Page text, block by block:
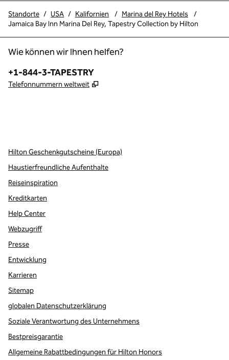
Standorte / USA / Kalifornien / Marina del Rey Hotels
/
Jamaica Bay Inn Marina Del Rey, Tapestry Collection by Hilton
Wie können wir Ihnen helfen?
Telefon:
+1-844-3-TAPESTRY
Telefonnummern weltweit ,
Hilton Geschenkgutscheine (Europa)
Haustierfreundliche Aufenthalte
Reiseinspiration
Kreditkarten
Help Center
Webzugriff
Presse
Entwicklung
Karrieren
Sitemap
globalen Datenschutzerklärung
Soziale Verantwortung des Unternehmens
Bestpreisgarantie
Allgemeine Rabattbedingungen für Hilton Honors